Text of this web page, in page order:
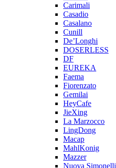
Carimali
Casadio
Casalano
Cunill
De’Longhi
DOSERLESS
DF
EUREKA
Faema
Fiorenzato
Gemilai
HeyCafe
JieXing
La Marzocco
LingDong
Macap
MahlKonig
Mazzer
Nuova Simonelli